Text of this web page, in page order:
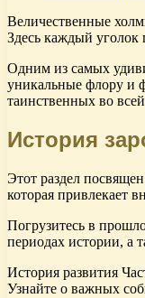
Величественные
Здесь каждый уголок
Одним из самых
уникальные флору и
таинственных во
История
Этот раздел
которая привлекает
Погрузитесь в
периодах истории, а
История развития
Узнайте о важных